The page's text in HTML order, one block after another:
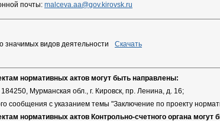
почты: malceva.aa@gov.kirovsk.ru
значимых видов деятельности
Скачать
нормативных актов могут быть направлены:
Мурманская обл., г. Кировск, пр. Ленина, д. 16;
сообщения с указанием темы "Заключение по проекту
нормативных актов Контрольно-счетного органа могут